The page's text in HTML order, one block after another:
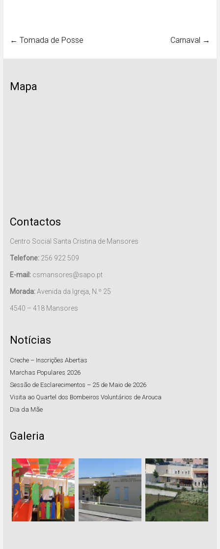
← Tomada de Posse Carnaval →
Mapa
Contactos
Centro Social Santa Cristina de Mansores
Telefone:256 922 509
E-mail:csmansores@sapo.pt
Morada:Avenida da Igreja, N.º 25
4540 – 418 Mansores
Notícias
Creche – Inscrições Abertas
Marchas Populares 2026
Sessão de Esclarecimentos – 25 de Maio de 2026
Visita ao Quartel dos Bombeiros Voluntários de Arouca
Dia da Mãe
Galeria